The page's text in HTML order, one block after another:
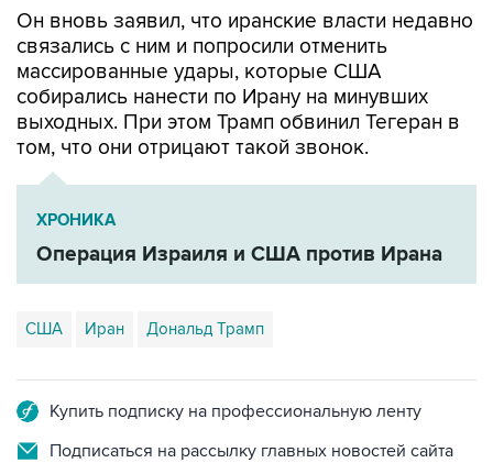
Он вновь заявил, что иранские власти недавно
связались с ним и попросили отменить
массированные удары, которые США
собирались нанести по Ирану на минувших
выходных. При этом Трамп обвинил Тегеран в
том, что они отрицают такой звонок.
ХРОНИКА
Операция Израиля и США против Ирана
США Иран Дональд Трамп
Купить подписку на профессиональную ленту
Подписаться на рассылку главных новостей сайта